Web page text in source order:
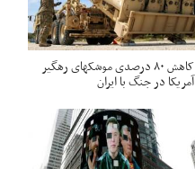
کاهش ۸۰ درصدی موشکهای رهگیر
آمریکا در جنگ با ایران